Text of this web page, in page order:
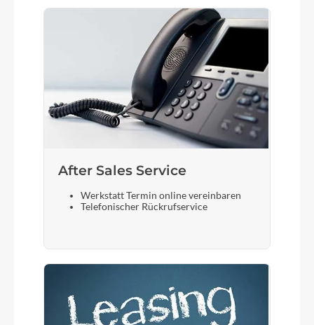
After Sales Service
Werkstatt Termin online vereinbaren
Telefonischer Rückrufservice